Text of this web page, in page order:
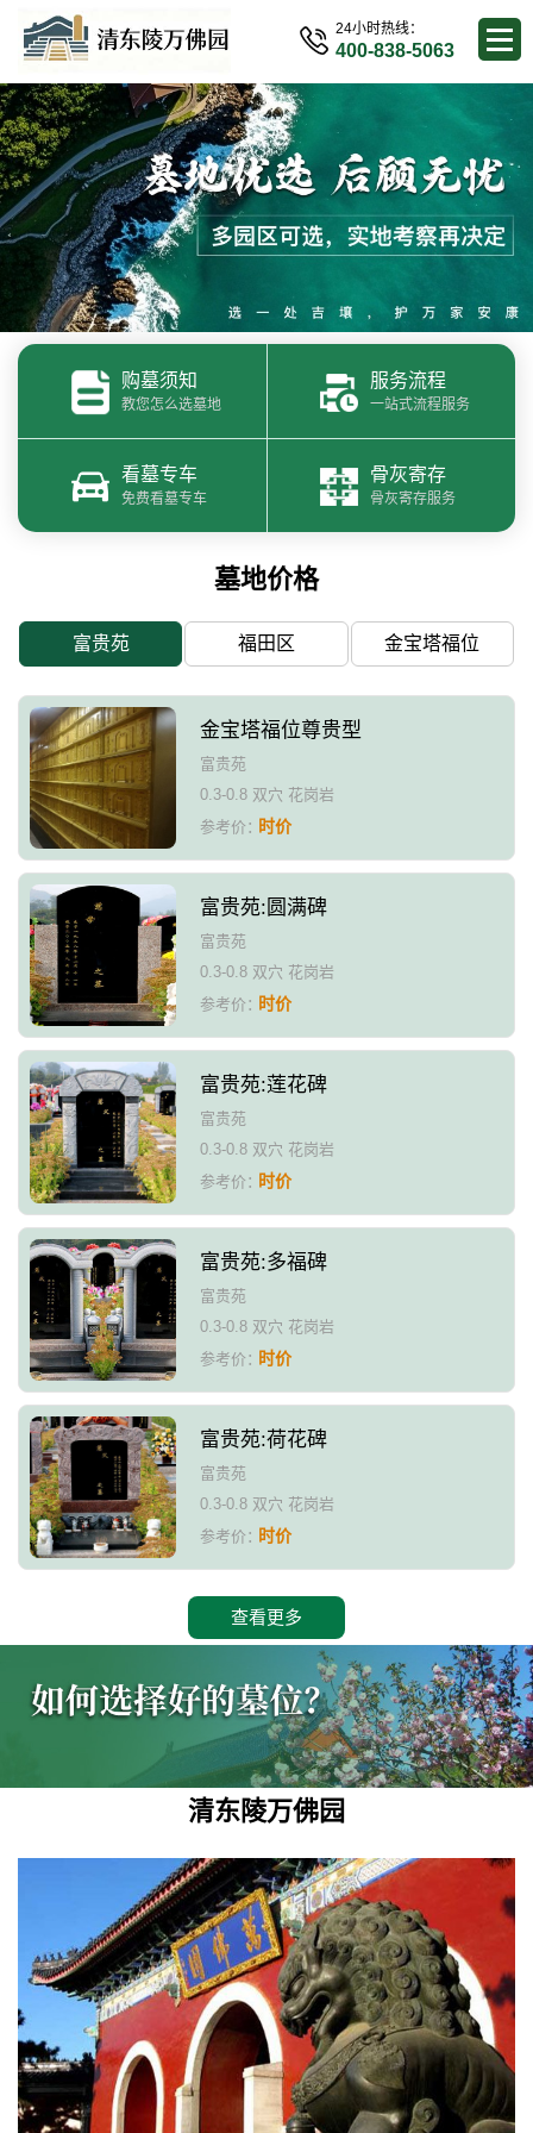
24小时热线：
400-838-5063
购墓须知
教您怎么选墓地
服务流程
一站式流程服务
看墓专车
免费看墓专车
骨灰寄存
骨灰寄存服务
墓地价格
富贵苑 福田区 金宝塔福位
金宝塔福位尊贵型
富贵苑
0.3-0.8 双穴 花岗岩
参考价：时价
富贵苑:圆满碑
富贵苑
0.3-0.8 双穴 花岗岩
参考价：时价
富贵苑:莲花碑
富贵苑
0.3-0.8 双穴 花岗岩
参考价：时价
富贵苑:多福碑
富贵苑
0.3-0.8 双穴 花岗岩
参考价：时价
富贵苑:荷花碑
富贵苑
0.3-0.8 双穴 花岗岩
参考价：时价
查看更多
清东陵万佛园